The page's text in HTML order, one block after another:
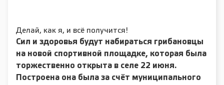
Делай, как я, и всё получится!
Сил и здоровья будут набираться грибановцы
на новой спортивной площадке, которая была
торжественно открыта в селе 22 июня.
Построена она была за счёт муниципального